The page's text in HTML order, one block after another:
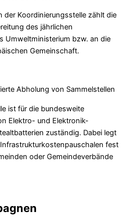
der Koordinierungsstelle zählt die
des jährlichen
Umweltministerium bzw. an die
Gemeinschaft.
Abholung von Sammelstellen
ist für die bundesweite
Elektro- und Elektronik-
zuständig. Dabei legt
fest
oder Gemeindeverbände